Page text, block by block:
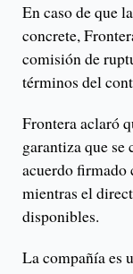
En caso de que
concrete,
comisión de
términos del
Frontera aclaró
garantiza que se
acuerdo firmado
mientras el
disponibles.
La compañía es